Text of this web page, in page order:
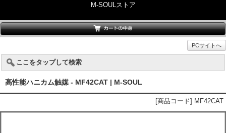
M-SOULストア
PCサイトへ
ここをタップして検索
高性能ハニカム触媒 - MF42CAT | M-SOUL
[商品コード] MF42CAT